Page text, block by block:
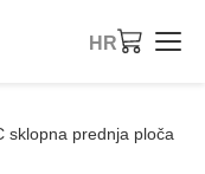
HR
sklopna prednja ploča